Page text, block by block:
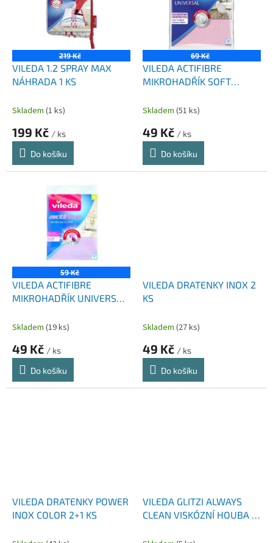
219 Kč
VILEDA 1.2 SPRAY MAX
NÁHRADA 1 KS
Skladem (1 ks)
199 Kč / ks
Do košíku
69 Kč
VILEDA ACTIFIBRE
MIKROHADŘÍK SOFT
Skladem (51 ks)
49 Kč / ks
Do košíku
59 Kč
VILEDA ACTIFIBRE
MIKROHADŘÍK UNIVERSAL
Skladem (19 ks)
49 Kč / ks
Do košíku
VILEDA DRATENKY INOX 2
KS
Skladem (27 ks)
49 Kč / ks
Do košíku
VILEDA DRATENKY POWER
INOX COLOR 2+1 KS
VILEDA GLITZI ALWAYS
CLEAN VISKÓZNÍ HOUBA 2